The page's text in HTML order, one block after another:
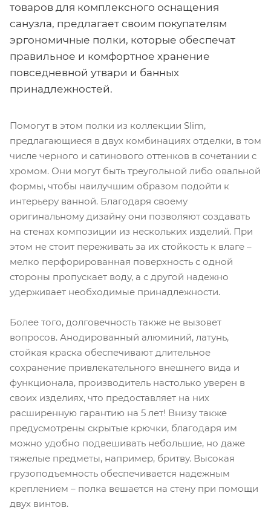
товаров для комплексного оснащения
санузла, предлагает своим покупателям
эргономичные полки, которые обеспечат
правильное и комфортное хранение
повседневной утвари и банных
принадлежностей.
Помогут в этом полки из коллекции Slim,
предлагающиеся в двух комбинациях отделки, в том
числе черного и сатинового оттенков в сочетании с
хромом. Они могут быть треугольной либо овальной
формы, чтобы наилучшим образом подойти к
интерьеру ванной. Благодаря своему
оригинальному дизайну они позволяют создавать
на стенах композиции из нескольких изделий. При
этом не стоит переживать за их стойкость к влаге –
мелко перфорированная поверхность с одной
стороны пропускает воду, а с другой надежно
удерживает необходимые принадлежности.
Более того, долговечность также не вызовет
вопросов. Анодированный алюминий, латунь,
стойкая краска обеспечивают длительное
сохранение привлекательного внешнего вида и
функционала, производитель настолько уверен в
своих изделиях, что предоставляет на них
расширенную гарантию на 5 лет! Внизу также
предусмотрены скрытые крючки, благодаря им
можно удобно подвешивать небольшие, но даже
тяжелые предметы, например, бритву. Высокая
грузоподъемность обеспечивается надежным
креплением – полка вешается на стену при помощи
двух винтов.